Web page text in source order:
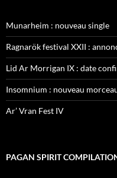
Munarheim : nouveau single
Ragnarök festival XXII :
Lid Ar Morrigan IX : date
Insomnium : nouveau
Ar’ Vran Fest IV
PAGAN SPIRIT